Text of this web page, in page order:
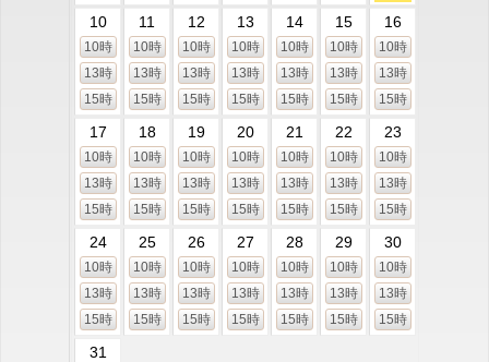
10
10時
13時
15時
11
10時
13時
15時
12
10時
13時
15時
13
10時
13時
15時
14
10時
13時
15時
15
10時
13時
15時
16
10時
13時
15時
17
10時
13時
15時
18
10時
13時
15時
19
10時
13時
15時
20
10時
13時
15時
21
10時
13時
15時
22
10時
13時
15時
23
10時
13時
15時
24
10時
13時
15時
25
10時
13時
15時
26
10時
13時
15時
27
10時
13時
15時
28
10時
13時
15時
29
10時
13時
15時
30
10時
13時
15時
31